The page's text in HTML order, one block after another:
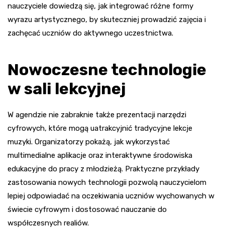
nauczyciele dowiedzą się, jak integrować różne formy
wyrazu artystycznego, by skuteczniej prowadzić zajęcia i
zachęcać uczniów do aktywnego uczestnictwa.
Nowoczesne technologie
w sali lekcyjnej
W agendzie nie zabraknie także prezentacji narzędzi
cyfrowych, które mogą uatrakcyjnić tradycyjne lekcje
muzyki. Organizatorzy pokażą, jak wykorzystać
multimedialne aplikacje oraz interaktywne środowiska
edukacyjne do pracy z młodzieżą. Praktyczne przykłady
zastosowania nowych technologii pozwolą nauczycielom
lepiej odpowiadać na oczekiwania uczniów wychowanych w
świecie cyfrowym i dostosować nauczanie do
współczesnych realiów.